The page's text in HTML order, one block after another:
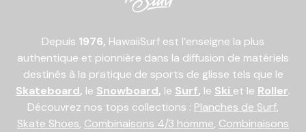
Depuis 1976, HawaiiSurf est l’enseigne la plus
authentique et pionnière dans la diffusion de matériels
destinés à la pratique de sports de glisse tels que le
Skateboard, le Snowboard, le Surf, le Ski et le Roller.
Découvrez nos tops collections : Planches de Surf,
Skate Shoes, Combinaisons 4/3 homme, Combinaisons